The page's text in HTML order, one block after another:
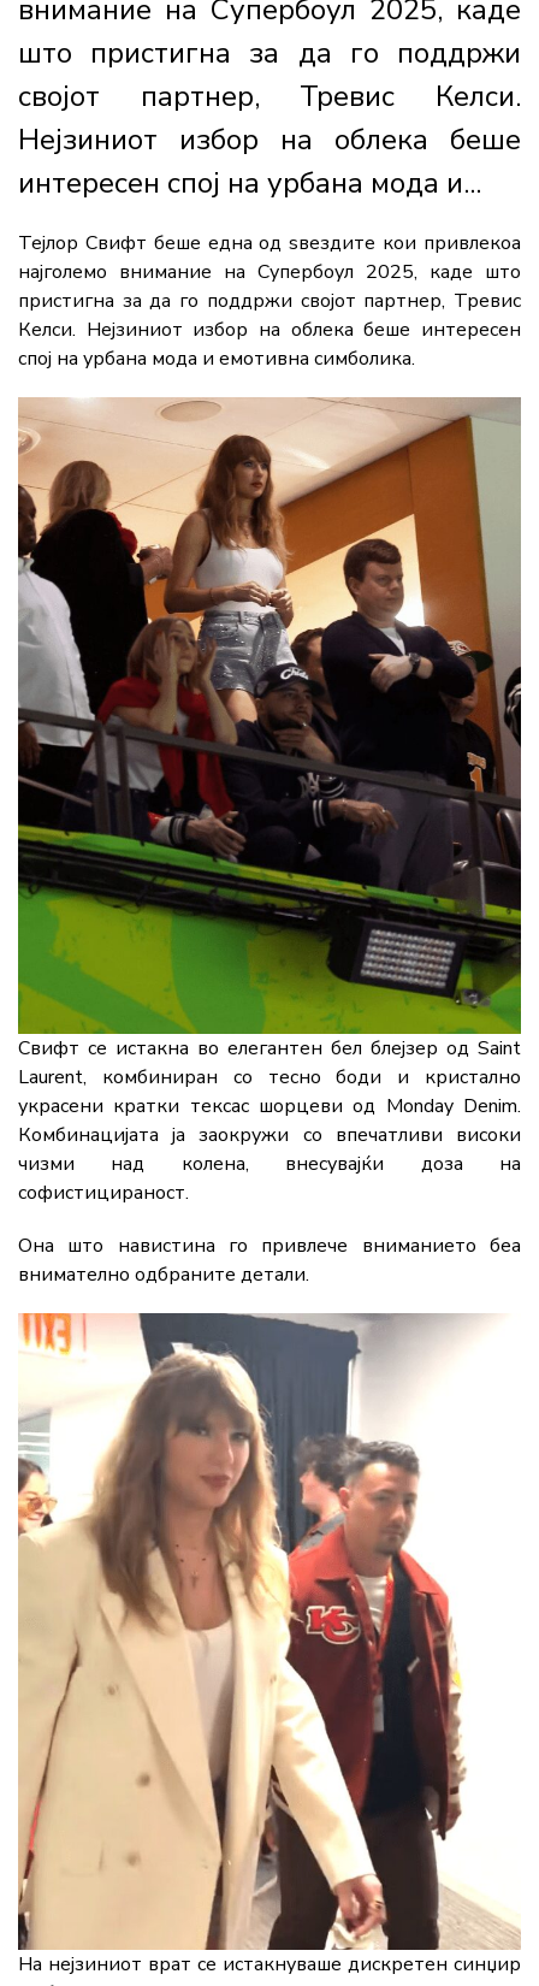
внимание на Супербоул 2025, каде
што пристигна за да го поддржи
својот партнер, Тревис Келси.
Нејзиниот избор на облека беше
интересен спој на урбана мода и...
Тејлор Свифт беше една од ѕвездите кои привлекоа
најголемо внимание на Супербоул 2025, каде што
пристигна за да го поддржи својот партнер, Тревис
Келси. Нејзиниот избор на облека беше интересен
спој на урбана мода и емотивна симболика.
Свифт се истакна во елегантен бел блејзер од Saint
Laurent, комбиниран со тесно боди и кристално
украсени кратки тексас шорцеви од Monday Denim.
Комбинацијата ја заокружи со впечатливи високи
чизми над колена, внесувајќи доза на
софистицираност.
Она што навистина го привлече вниманието беа
внимателно одбраните детали.
На нејзиниот врат се истакнуваше дискретен синџир